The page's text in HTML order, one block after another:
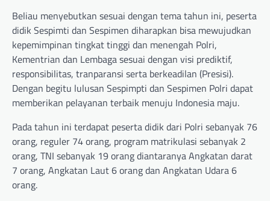
Beliau menyebutkan sesuai dengan tema tahun ini, peserta
didik Sespimti dan Sespimen diharapkan bisa mewujudkan
kepemimpinan tingkat tinggi dan menengah Polri,
Kementrian dan Lembaga sesuai dengan visi prediktif,
responsibilitas, tranparansi serta berkeadilan (Presisi).
Dengan begitu lulusan Sespimpti dan Sespimen Polri dapat
memberikan pelayanan terbaik menuju Indonesia maju.
Pada tahun ini terdapat peserta didik dari Polri sebanyak 76
orang, reguler 74 orang, program matrikulasi sebanyak 2
orang, TNI sebanyak 19 orang diantaranya Angkatan darat
7 orang, Angkatan Laut 6 orang dan Angkatan Udara 6
orang.